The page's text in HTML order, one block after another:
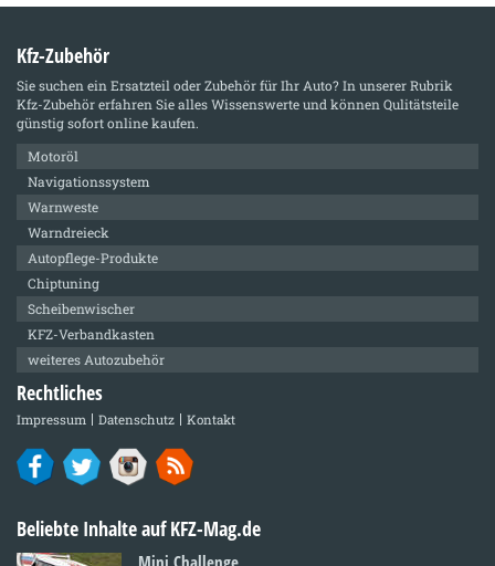
Kfz-Zubehör
Sie suchen ein Ersatzteil oder Zubehör für Ihr Auto? In unserer Rubrik
Kfz-Zubehörerfahren Sie alles Wissenswerte und können Qulitätsteile
günstig sofort online kaufen.
Motoröl
Navigationssystem
Warnweste
Warndreieck
Autopflege-Produkte
Chiptuning
Scheibenwischer
KFZ-Verbandkasten
weiteres Autozubehör
Rechtliches
Impressum Datenschutz Kontakt
Beliebte Inhalte auf KFZ-Mag.de
Mini Challenge